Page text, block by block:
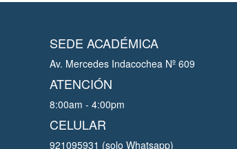
SEDE ACADÉMICA
Av. Mercedes Indacochea Nº 609
ATENCIÓN
8:00am - 4:00pm
CELULAR
921095931 (solo Whatsapp)